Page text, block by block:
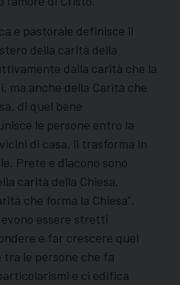
e pastorale definisce il
della carità della
dalla carità che la
ma anche della Carità che
di quel bene
le persone entro la
di casa, li trasforma in
Prete e diacono sono
carità della Chiesa,
che forma la Chiesa”.
essere stretti
e far crescere quel
le persone che fa
e ci edifica